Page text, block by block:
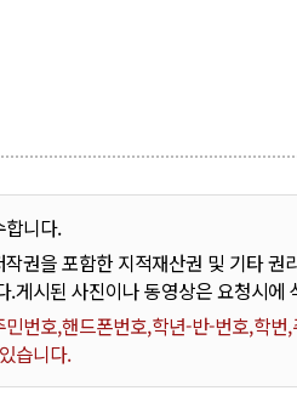
합니다.
권을 포함한 지적재산권 및 기타
게시된 사진이나 동영상은 요청시
번호,핸드폰번호,학년-반-번호,학
습니다.